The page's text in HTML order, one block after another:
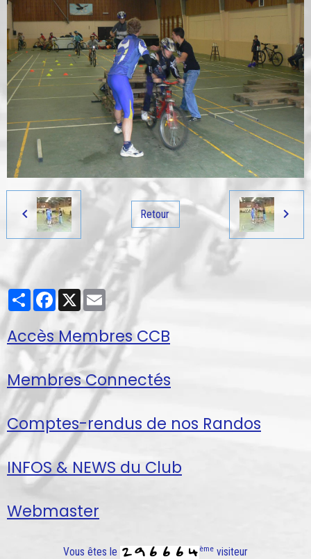
Retour
PartagerFacebook
X Email
Accès Membres CCB
Membres Connectés
Comptes-rendus de nos Randos
INFOS & NEWS du Club
Webmaster
Vous êtes le ème visiteur